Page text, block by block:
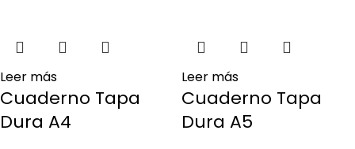
Leer más
Cuaderno Tapa
Dura A4
Leer más
Cuaderno Tapa
Dura A5